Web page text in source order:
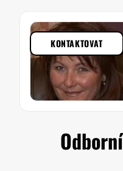
KONTAKTOVAT